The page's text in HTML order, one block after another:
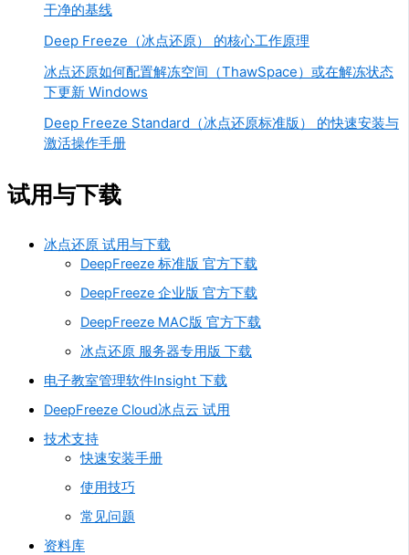
干净的基线
Deep Freeze（冰点还原） 的核心工作原理
冰点还原如何配置解冻空间（ThawSpace）或在解冻状态
下更新 Windows
Deep Freeze Standard（冰点还原标准版） 的快速安装与
激活操作手册
试用与下载
冰点还原 试用与下载
DeepFreeze 标准版 官方下载
DeepFreeze 企业版 官方下载
DeepFreeze MAC版 官方下载
冰点还原 服务器专用版 下载
电子教室管理软件Insight 下载
DeepFreeze Cloud冰点云 试用
技术支持
快速安装手册
使用技巧
常见问题
资料库